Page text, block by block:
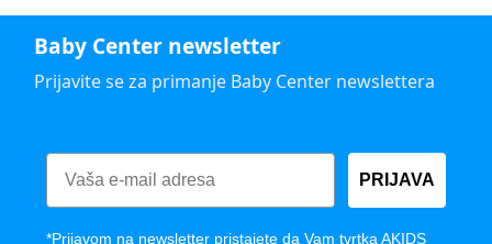
Baby Center newsletter
Prijavite se za primanje Baby Center newslettera
PRIJAVA
*Prijavom na newsletter pristajete da Vam tvrtka AKIDS